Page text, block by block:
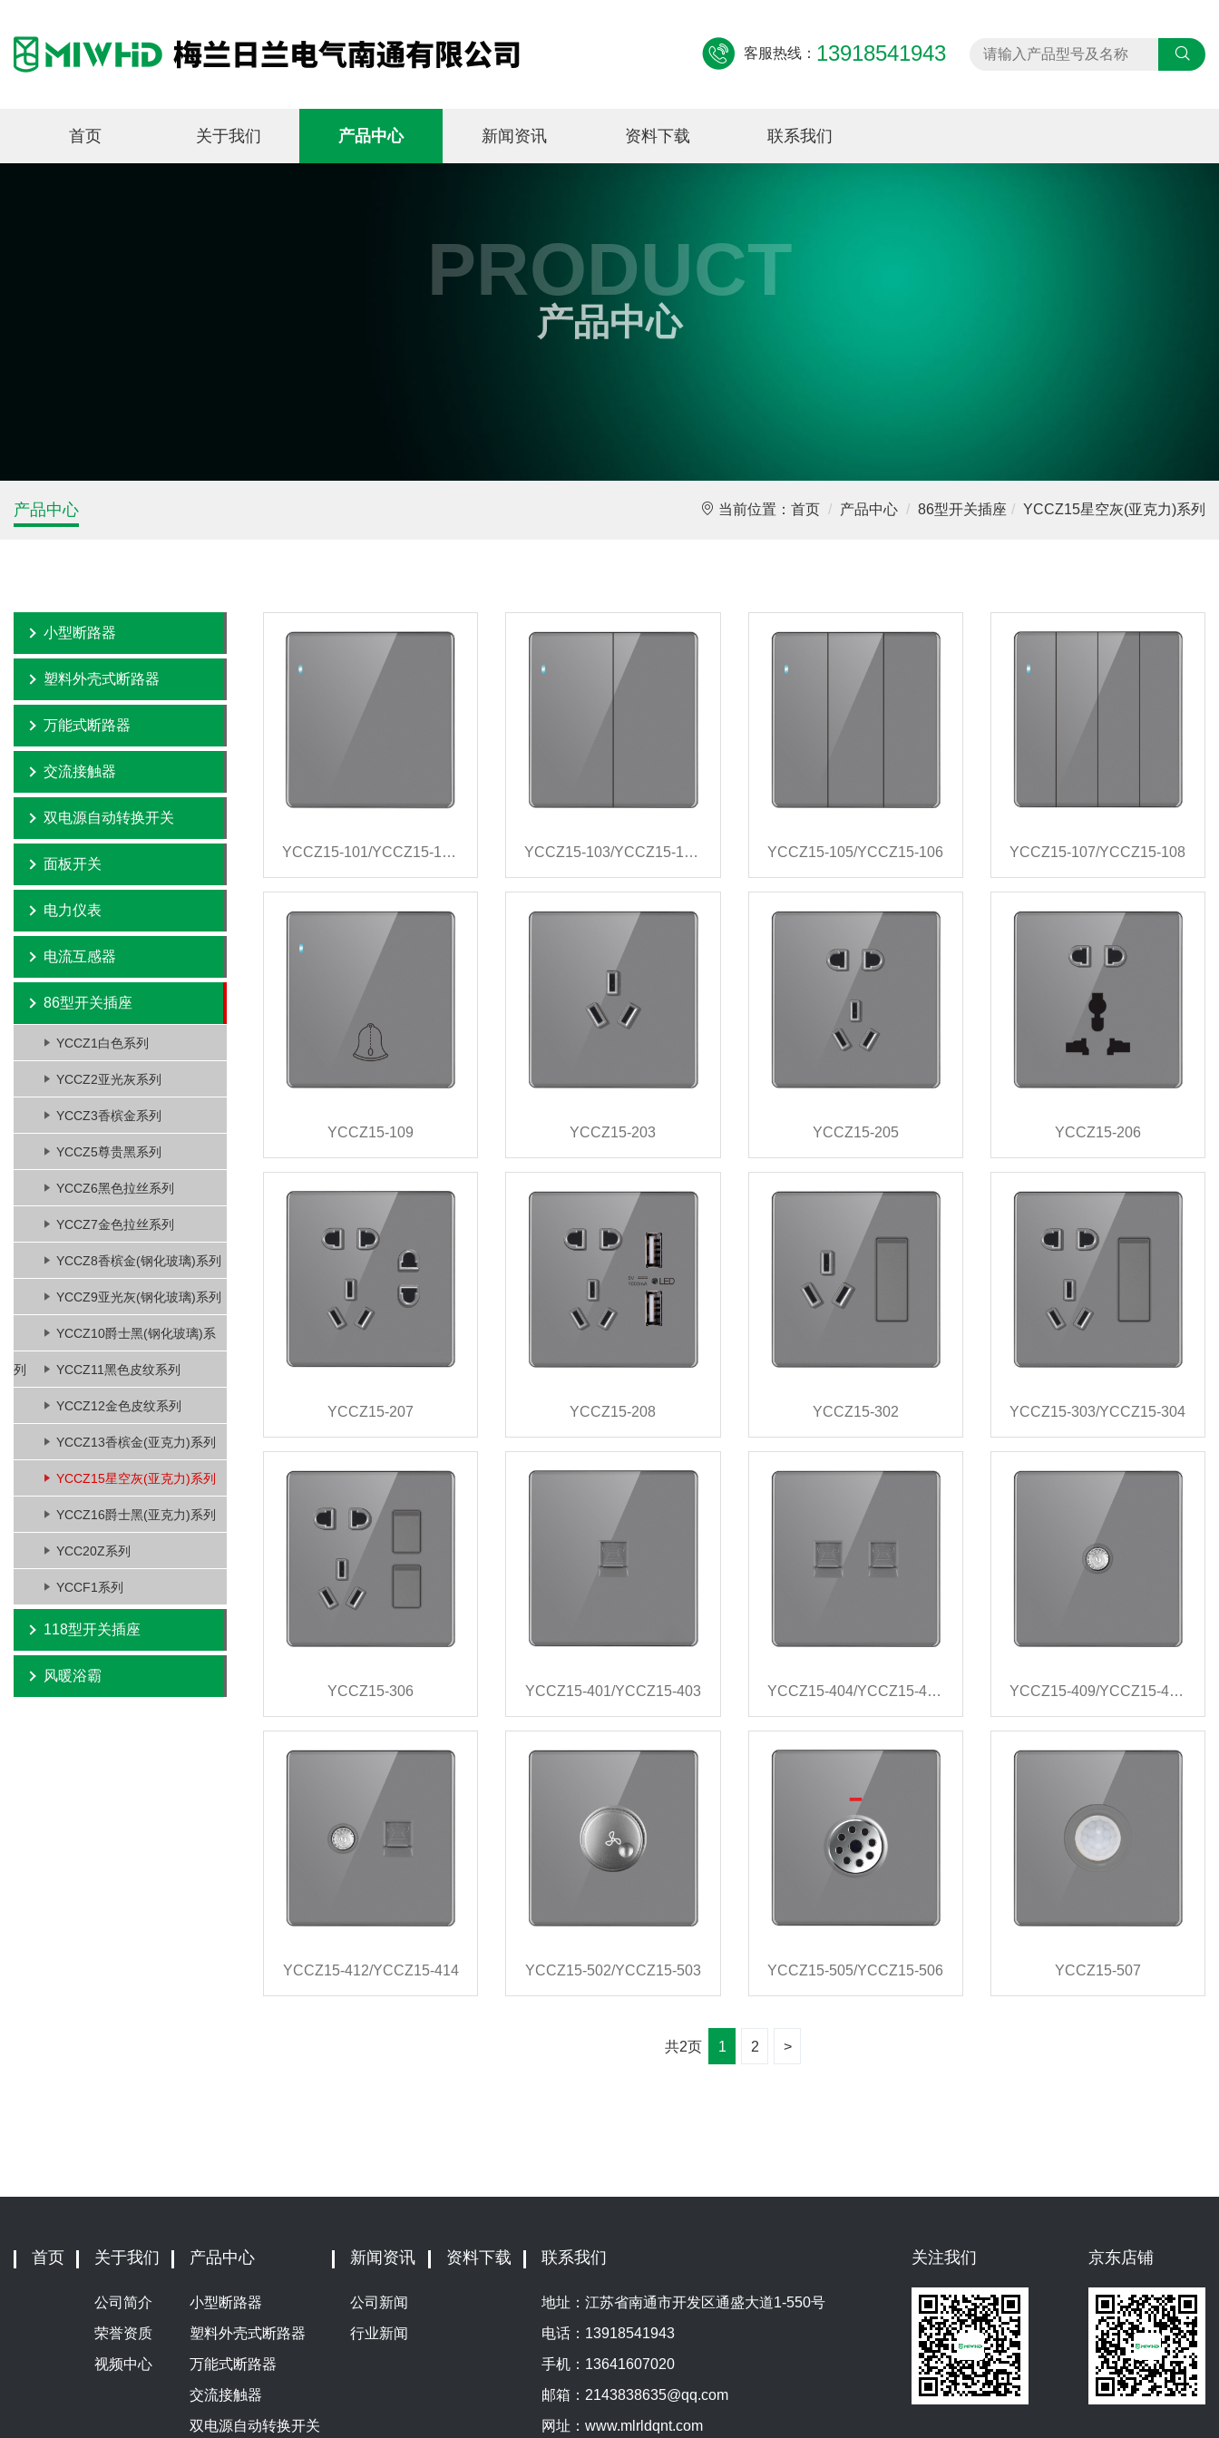
客服热线： 13918541943
首页 关于我们 产品中心 新闻资讯 资料下载 联系我们
产品中心
PRODUCT
产品中心 当前位置： 首页 产品中心 86型开关插座 YCCZ15星空灰(亚克力)系列
小型断路器
塑料外壳式断路器
万能式断路器
交流接触器
双电源自动转换开关
面板开关
电力仪表
电流互感器
86型开关插座
YCCZ1白色系列
YCCZ2亚光灰系列
YCCZ3香槟金系列
YCCZ5尊贵黑系列
YCCZ6黑色拉丝系列
YCCZ7金色拉丝系列
YCCZ8香槟金(钢化玻璃)系列
YCCZ9亚光灰(钢化玻璃)系列
YCCZ10爵士黑(钢化玻璃)系
列 YCCZ11黑色皮纹系列
YCCZ12金色皮纹系列
YCCZ13香槟金(亚克力)系列
YCCZ15星空灰(亚克力)系列
YCCZ16爵士黑(亚克力)系列
YCC20Z系列
YCCF1系列
118型开关插座
风暖浴霸
YCCZ15-101/YCCZ15-102/YCCZ15-110 YCCZ15-103/YCCZ15-104/YCCZ15-111 YCCZ15-105/YCCZ15-106 YCCZ15-107/YCCZ15-108
YCCZ15-109 YCCZ15-203 YCCZ15-205 YCCZ15-206
YCCZ15-207 YCCZ15-208 YCCZ15-302 YCCZ15-303/YCCZ15-304
YCCZ15-306 YCCZ15-401/YCCZ15-403 YCCZ15-404/YCCZ15-406/YCCZ15-407 YCCZ15-409/YCCZ15-410/YCCZ15-411
YCCZ15-412/YCCZ15-414 YCCZ15-502/YCCZ15-503 YCCZ15-505/YCCZ15-506 YCCZ15-507
共2页 1 2 >
首页 关于我们
公司简介
荣誉资质
视频中心
产品中心
小型断路器
塑料外壳式断路器
万能式断路器
交流接触器
双电源自动转换开关
新闻资讯
公司新闻
行业新闻
资料下载 联系我们
地址：江苏省南通市开发区通盛大道1-550号
电话： 13918541943
手机： 13641607020
邮箱： 2143838635@qq.com
网址： www.mlrldqnt.com
京东店铺
关注我们